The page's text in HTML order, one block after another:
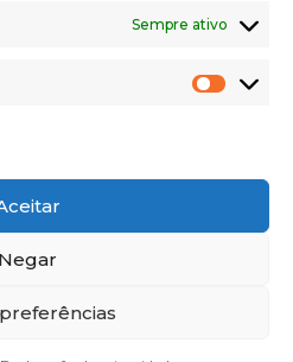
Sempre ativo
Negaros direitos reservados.
Digital